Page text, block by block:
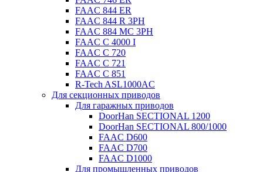
FAAC 844 ER
FAAC 844 R 3PH
FAAC 884 MC 3PH
FAAC C 4000 I
FAAC C 720
FAAC C 721
FAAC C 851
R-Tech ASL1000AC
Для секционных приводов
Для гаражных приводов
DoorHan SECTIONAL 1200
DoorHan SECTIONAL 800/1000
FAAC D600
FAAC D700
FAAC D1000
Для промышленных приводов